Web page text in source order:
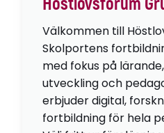
Välkommen till
Skolportens
med fokus på
utveckling och
erbjuder digital,
fortbildning för hela